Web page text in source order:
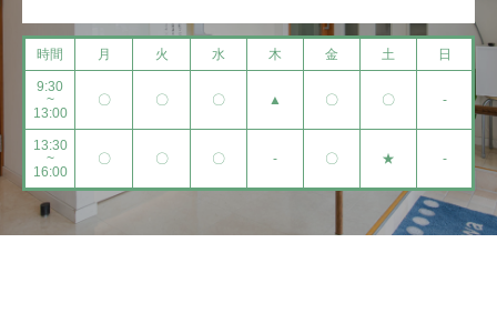
時間 月 火 水 木 金 土 日
9:30
~
13:00
〇 〇 〇 ▲ 〇 〇 -
13:30
~
16:00
〇 〇 〇 - 〇 ★ -